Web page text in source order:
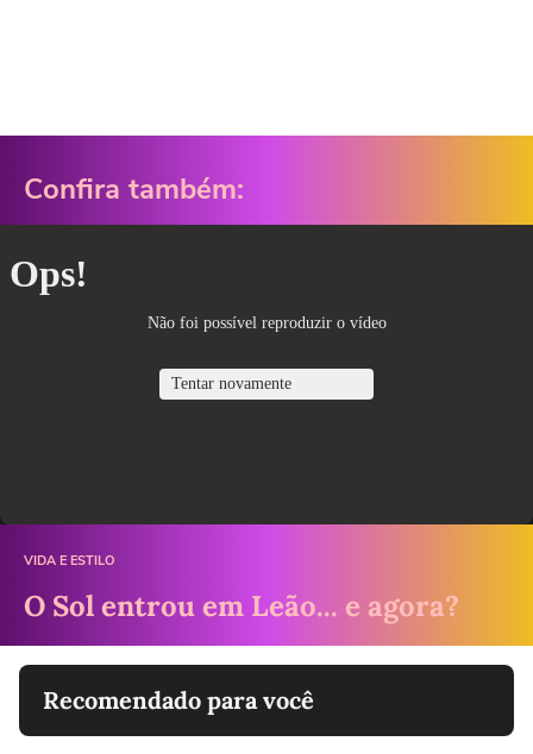
Confira também:
VIDA E ESTILO
O Sol entrou em Leão... e agora?
Recomendado para você